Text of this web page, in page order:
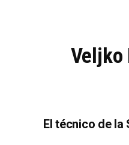
Veljko
El técnico de la